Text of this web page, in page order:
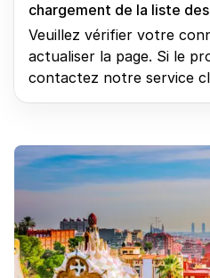
chargement de la liste
Veuillez vérifier votre
actualiser la page. Si le
contactez notre service